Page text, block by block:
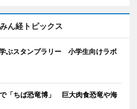
みん経トピックス
ぶスタンプラリー 小学生向けラボ
「ちば恐竜博」 巨大肉食恐竜や海